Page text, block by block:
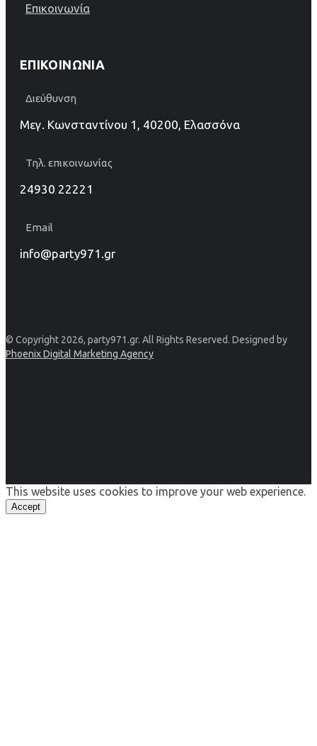
Επικοινωνία
ΕΠΙΚΟΙΝΩΝΊΑ
Διεύθυνση
Μεγ. Κωνσταντίνου 1, 40200, Ελασσόνα
Τηλ. επικοινωνίας
24930 22221
Email
info@party971.gr
© Copyright 2026, party971.gr. All Rights Reserved. Designed by
Phoenix Digital Marketing Agency
This website uses cookies to improve your web experience.
Accept